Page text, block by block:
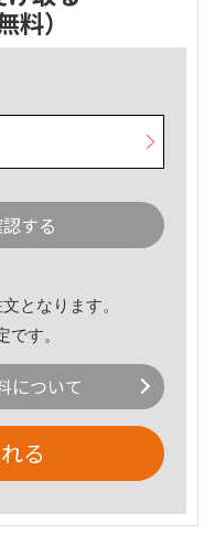
料）
する
となります。
です。
について
る